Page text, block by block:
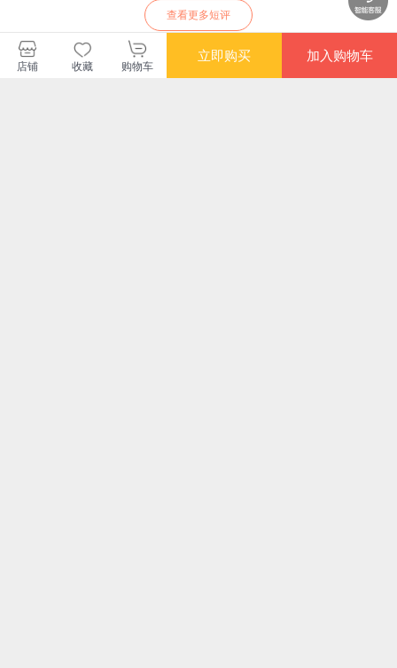
查看更多短评
中青文图书旗舰店
店铺 收藏 购物车
立即购买 加入购物车